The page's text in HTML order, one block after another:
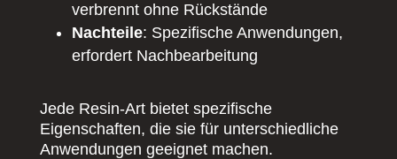
verbrennt ohne Rückstände
Nachteile: Spezifische Anwendungen,
erfordert Nachbearbeitung
Jede Resin-Art bietet spezifische
Eigenschaften, die sie für unterschiedliche
Anwendungen geeignet machen.